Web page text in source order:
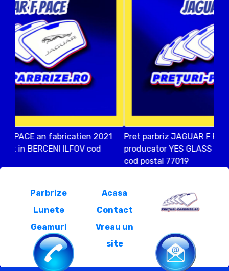
Pret parbriz JAGUAR F PACE an fabricatien 2017
producator YES GLASS vandut in SAFTICA ILFOV
Parbrize
Lunete
Geamuri
Acasa
Contact
Vreau un
site